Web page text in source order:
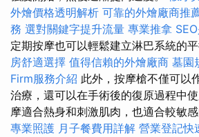
外燴價格透明解析 可靠的外燴廠商推
務 選對關鍵字提升流量 專業推拿
定期按摩也可以輕鬆建立淋巴系統的平
房舒適選擇 值得信賴的外燴廠商 墓園
Firm服務介紹 此外，按摩槍不僅可以
治療，還可以在手術後的復原過程中
摩適合熱身和刺激肌肉，也適合較敏感
專業照護 月子餐費用詳解 營業登記快